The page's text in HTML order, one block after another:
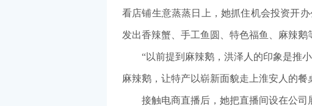
看店铺生意蒸蒸日上，她抓住机会投资开
发出香辣蟹、手工鱼圆、特色福鱼、麻辣鹅
“以前提到麻辣鹅，洪泽人的印象是推小
麻辣鹅，让特产以崭新面貌走上淮安人的餐
接触电商直播后，她把直播间设在公司